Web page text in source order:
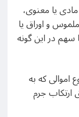
یا معنوی،
و اوراق یا
سهم در این گونه
اموالی که به
ارتکاب جرم